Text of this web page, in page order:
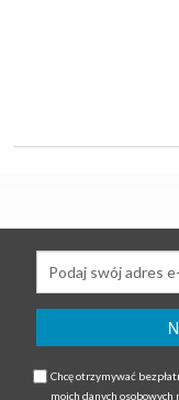
Chcę otrzymywać
moich danych